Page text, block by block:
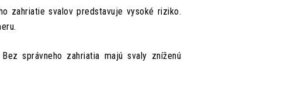
zahriatie svalov predstavuje vysoké riziko.
správneho zahriatia majú svaly zníženú